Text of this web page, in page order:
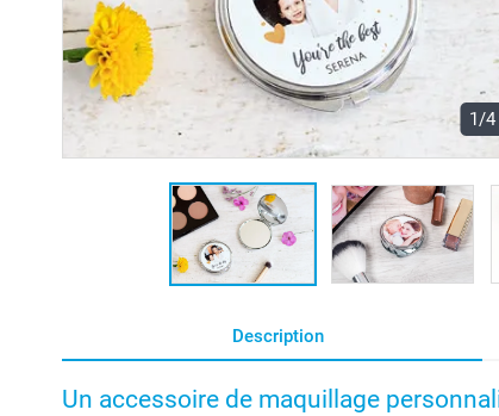
1/4
Description
Un accessoire de maquillage